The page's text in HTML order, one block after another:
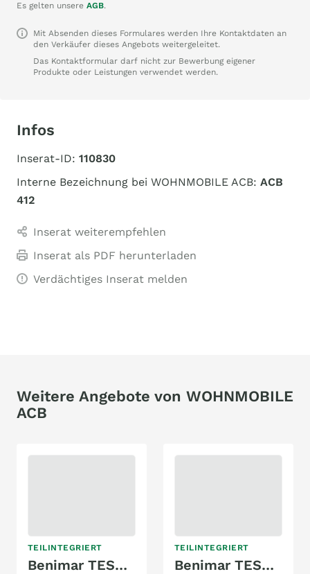
Es gelten unsere AGB.
Mit Absenden dieses Formulares werden Ihre Kontaktdaten an
den Verkäufer dieses Angebots weitergeleitet.
Das Kontaktformular darf nicht zur Bewerbung eigener
Produkte oder Leistungen verwendet werden.
Infos
Inserat-ID: 110830
Interne Bezeichnung bei WOHNMOBILE ACB: ACB
412
Inserat weiterempfehlen
Inserat als PDF herunterladen
Verdächtiges Inserat melden
Weitere Angebote von WOHNMOBILE
ACB
TEILINTEGRIERT
Benimar TESSORO T 463 AUTOMAT 2.0 TDCI
TEILINTEGRIERT
Benimar TESSORO 483 2.0 TDCI AUTOMAT